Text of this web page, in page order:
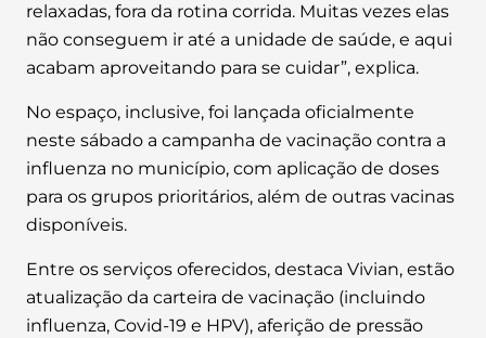
relaxadas, fora da rotina corrida. Muitas vezes elas
não conseguem ir até a unidade de saúde, e aqui
acabam aproveitando para se cuidar”, explica.
No espaço, inclusive, foi lançada oficialmente
neste sábado a campanha de vacinação contra a
influenza no município, com aplicação de doses
para os grupos prioritários, além de outras vacinas
disponíveis.
Entre os serviços oferecidos, destaca Vivian, estão
atualização da carteira de vacinação (incluindo
influenza, Covid-19 e HPV), aferição de pressão